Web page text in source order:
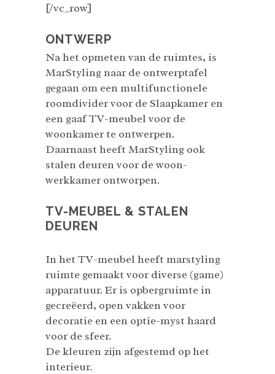
[/vc_row]
ONTWERP
Na het opmeten van de ruimtes, is
MarStyling naar de ontwerptafel
gegaan om een multifunctionele
roomdivider voor de Slaapkamer en
een gaaf TV-meubel voor de
woonkamer te ontwerpen.
Daarnaast heeft MarStyling ook
stalen deuren voor de woon-
werkkamer ontworpen.
TV-MEUBEL & STALEN
DEUREN
In het TV-meubel heeft marstyling
ruimte gemaakt voor diverse (game)
apparatuur. Er is opbergruimte in
gecreëerd, open vakken voor
decoratie en een optie-myst haard
voor de sfeer.
De kleuren zijn afgestemd op het
interieur.